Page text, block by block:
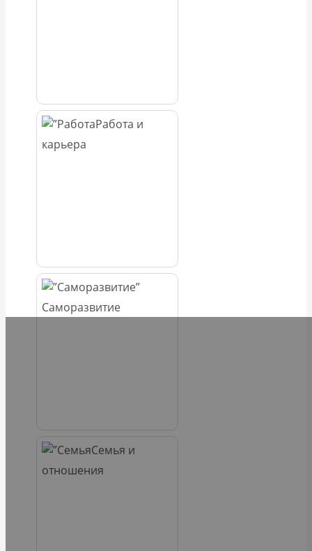
Работа и
карьера
Саморазвитие
Семья и
отношения